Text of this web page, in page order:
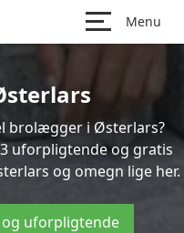
Menu
brolægger i Østerlars?
uforpligtende og gratis
og omegn lige her.
uforpligtende